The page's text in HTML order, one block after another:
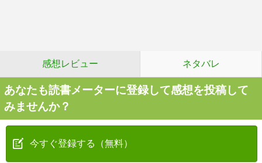
感想レビュー ネタバレ
あなたも読書メーターに登録して感想を投稿して
みませんか？
今すぐ登録する（無料）